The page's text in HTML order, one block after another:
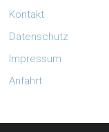
Kontakt
Datenschutz
Impressum
Anfahrt